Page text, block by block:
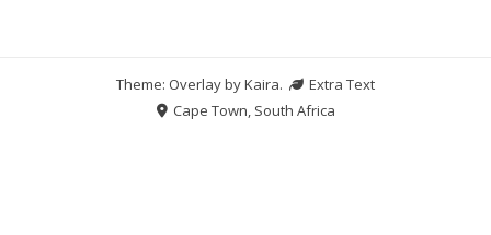
Theme: Overlay byKaira.
Extra Text
Cape Town, South Africa